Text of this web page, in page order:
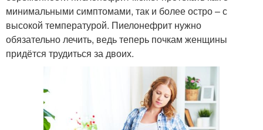
минимальными симптомами, так и более остро – с
высокой температурой. Пиелонефрит нужно
обязательно лечить, ведь теперь почкам женщины
придётся трудиться за двоих.